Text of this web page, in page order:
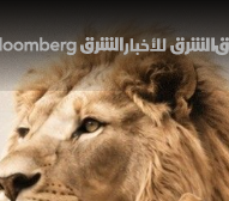
الشرق للأخبارالشرق Bloomberg